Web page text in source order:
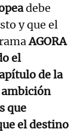
debe
y que el
AGORA
el
de la
que
el destino